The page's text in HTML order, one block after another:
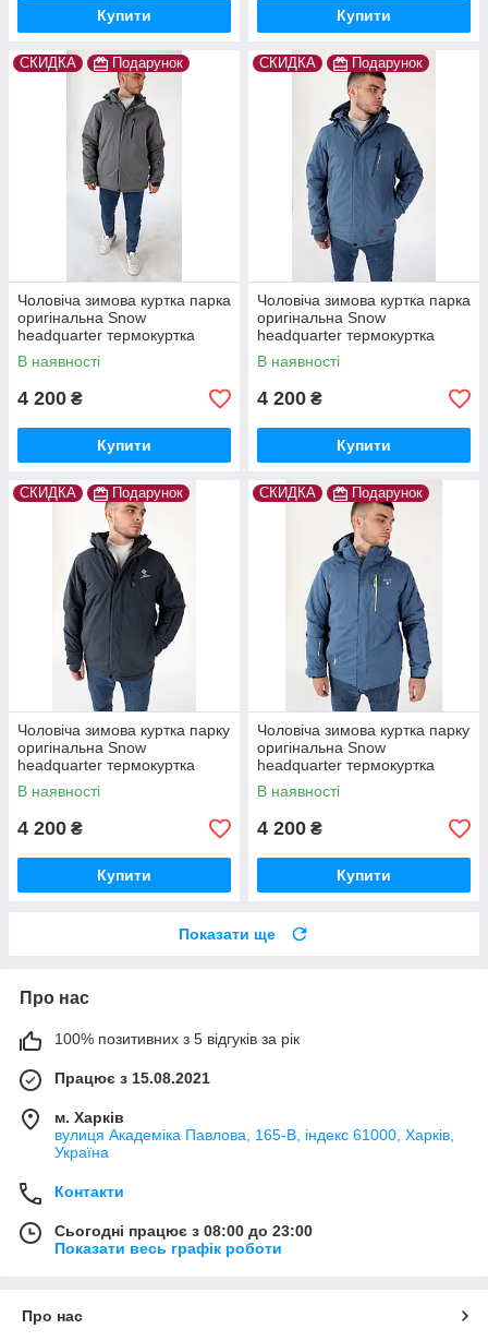
Купити Купити
СКИДКА Подарунок
Чоловіча зимова куртка парка
оригінальна Snow
headquarter термокуртка
гірськолижна тепла на зиму
В наявності
4 200 ₴
Купити
СКИДКА Подарунок
Чоловіча зимова куртка парка
оригінальна Snow
headquarter термокуртка
гірськолижна тепла на зиму
В наявності
4 200 ₴
Купити
СКИДКА Подарунок
Чоловіча зимова куртка парку
оригінальна Snow
headquarter термокуртка
гірськолижна тепла на зиму
В наявності
4 200 ₴
Купити
СКИДКА Подарунок
Чоловіча зимова куртка парку
оригінальна Snow
headquarter термокуртка
гірськолижна тепла на зиму
В наявності
4 200 ₴
Купити
Показати ще
Про нас
100% позитивних з 5 відгуків за рік
Працює з 15.08.2021
м. Харків
вулиця Академіка Павлова, 165-В, індекс 61000, Харків,
Україна
Контакти
Сьогодні працює з 08:00 до 23:00
Показати весь графік роботи
Про нас